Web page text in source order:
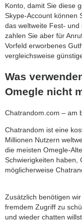
Konto, damit Sie diese
Skype-Account können
das weltweite Fest-
zahlen Sie aber für
Vorfeld erworbenes
vergleichsweise
Was
Omegle nicht
Chatrandom.com – am
Chatrandom ist eine
Millionen Nutzern
die meisten Omegle-
Schwierigkeiten haben,
möglicherweise
Zusätzlich benötigen
fremdem Zugriff zu
und wieder chatten